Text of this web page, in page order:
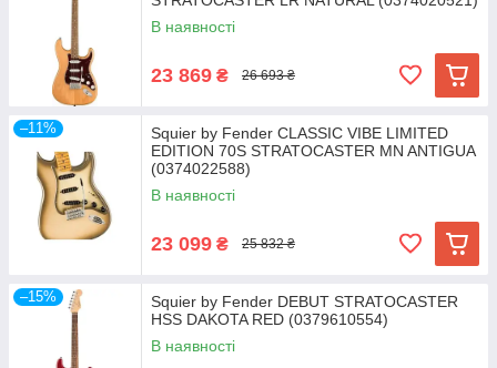
В наявності
23 869 ₴ 26 693 ₴
–11%
Squier by Fender CLASSIC VIBE LIMITED
EDITION 70S STRATOCASTER MN ANTIGUA
(0374022588)
В наявності
23 099 ₴ 25 832 ₴
–15%
Squier by Fender DEBUT STRATOCASTER
HSS DAKOTA RED (0379610554)
В наявності